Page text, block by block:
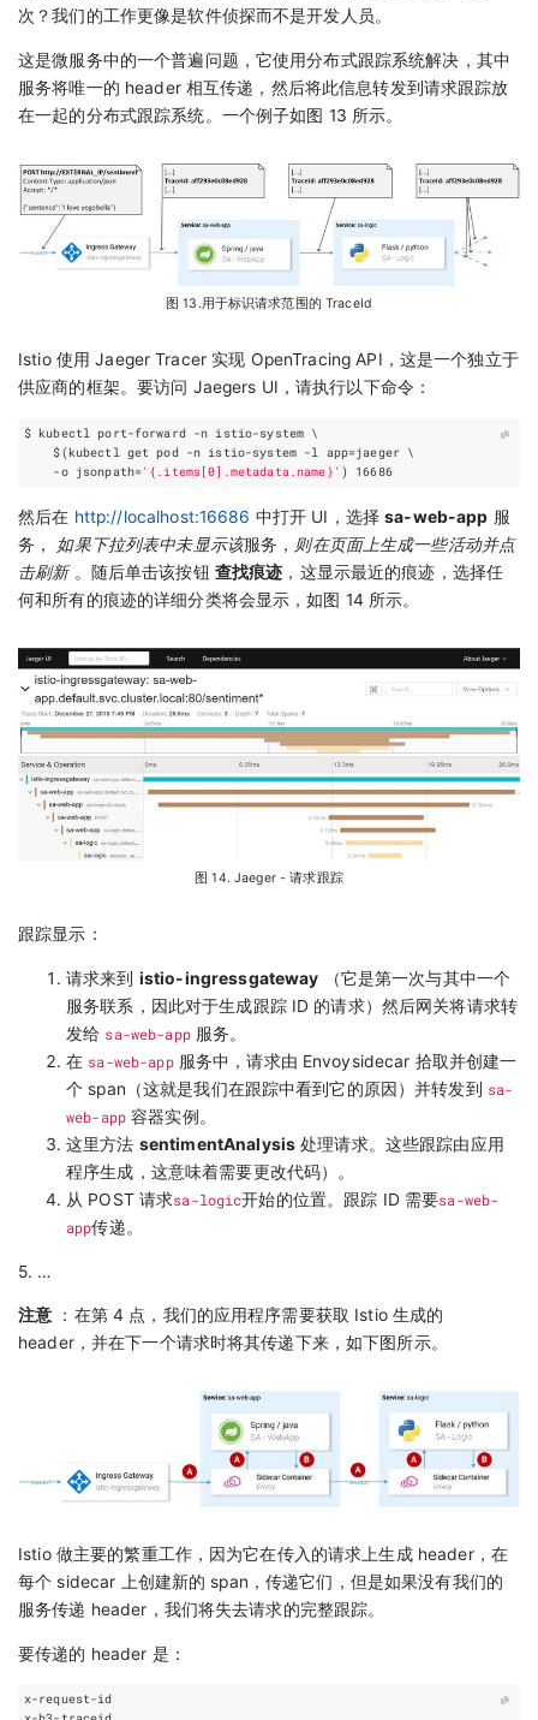
次？我们的工作更像是软件侦探而不是开发人员。
这是微服务中的一个普遍问题，它使用分布式跟踪系统解决，其中
服务将唯一的 header 相互传递，然后将此信息转发到请求跟踪放
在一起的分布式跟踪系统。一个例子如图 13 所示。
图 13.用于标识请求范围的 TraceId
Istio 使用 Jaeger Tracer 实现 OpenTracing API，这是一个独立于
供应商的框架。要访问 Jaegers UI，请执行以下命令：
$ kubectl port-forward -n istio-system
$(kubectl get pod -n istio-system -l app=jaeger
    -o
jsonpath='{.items[0].metadata.name}' ) 16686
然后在 http://localhost:16686 中打开 UI，选择sa-web-app 服
务， 如果下拉列表中未显示该服务， 则在页面上生成一些活动并点
击刷新。随后单击该按钮 查找痕迹 ，这显示最近的痕迹，选择任
何和所有的痕迹的详细分类将会显示，如图 14 所示。
图 14. Jaeger - 请求跟踪
跟踪显示：
请求来到 istio-ingressgateway （它是第一次与其中一个
服务联系，因此对于生成跟踪 ID 的请求）然后网关将请求转
发给 sa-web-app服务。
在 sa-web-app服务中，请求由 Envoysidecar 拾取并创建一
个 span（这就是我们在跟踪中看到它的原因）并转发到 sa-
web-app容器实例。
这里方法 sentimentAnalysis 处理请求。这些跟踪由应用
程序生成，这意味着需要更改代码）。
从 POST 请求sa-logic开始的位置。跟踪 ID 需要sa-web-
app传递。
5. …
注意 ：在第 4 点，我们的应用程序需要获取 Istio 生成的
header，并在下一个请求时将其传递下来，如下图所示。
Istio 做主要的繁重工作，因为它在传入的请求上生成 header，在
每个 sidecar 上创建新的 span，传递它们，但是如果没有我们的
服务传递 header，我们将失去请求的完整跟踪。
要传递的 header 是：